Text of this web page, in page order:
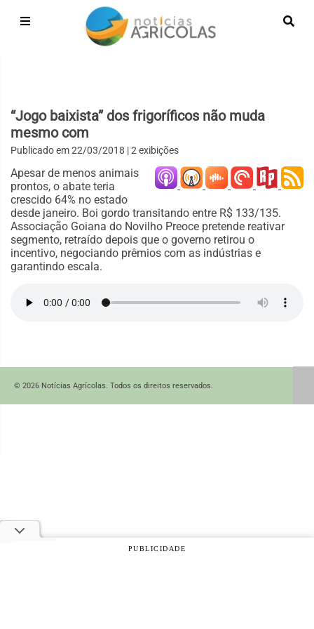
“Jogo baixista” dos frigoríficos não muda
mesmo com
Publicado em22/03/2018 | 2 exibições
Apesar de menos animais
prontos, o abate teria
crescido 64% no estado
desde janeiro. Boi gordo transitando entre R$ 133/135.
Associação Goiana do Novilho Preoce pretende reativar
segmento, retraído depois que o governo retirou o
incentivo, negociando prêmios com as indústrias e
garantindo escala.
© 2026 Notícias Agrícolas. Todos os direitos reservados.
PUBLICIDADE